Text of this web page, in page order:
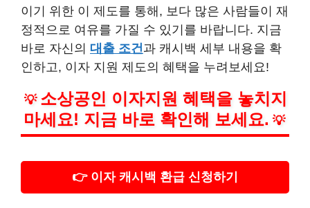
이기 위한 이 제도를 통해, 보다 많은 사람들이 재
정적으로 여유를 가질 수 있기를 바랍니다. 지금
바로 자신의 대출 조건과 캐시백 세부 내용을 확
인하고, 이자 지원 제도의 혜택을 누려보세요!
💡 소상공인 이자지원 혜택을 놓치지
마세요! 지금 바로 확인해 보세요. 💡
👉 이자 캐시백 환급 신청하기